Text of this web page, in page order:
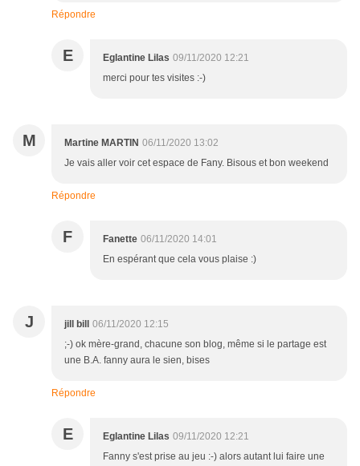
Répondre
E Eglantine Lilas 09/11/2020 12:21
merci pour tes visites :-)
M Martine MARTIN 06/11/2020 13:02
Je vais aller voir cet espace de Fany. Bisous et bon weekend
Répondre
F Fanette 06/11/2020 14:01
En espérant que cela vous plaise :)
J jill bill
06/11/2020 12:15
;-) ok mère-grand, chacune son blog, même si le partage est
une B.A. fanny aura le sien, bises
Répondre
E Eglantine Lilas 09/11/2020 12:21
Fanny s'est prise au jeu :-) alors autant lui faire une